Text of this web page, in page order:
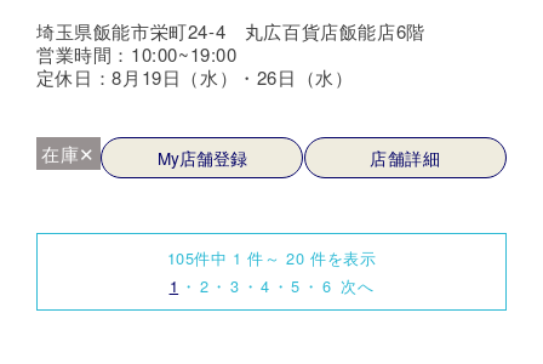
埼玉県飯能市栄町24-4 丸広百貨店飯能店6階
営業時間：10:00~19:00
定休日：8月19日（水）・26日（水）
在庫✕ My店舗登録 店舗詳細
105件中 1 件～ 20 件を表示
1
2 3 4 5 6 次へ